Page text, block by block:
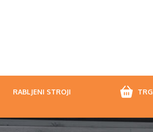
RABLJENI STROJI